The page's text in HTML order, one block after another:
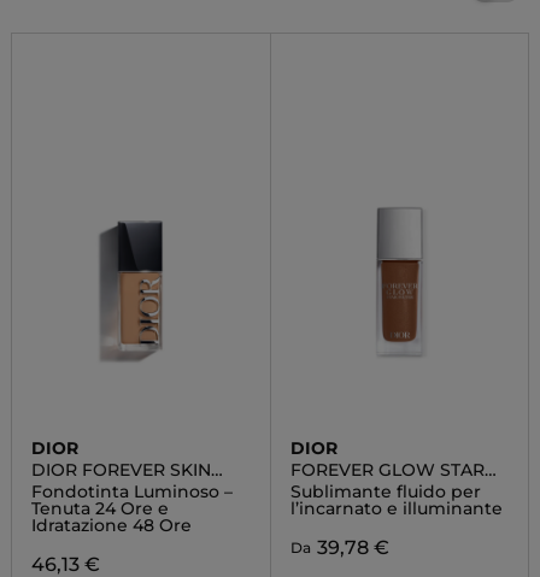
DIOR
DIOR FOREVER SKIN
GLOW
Fondotinta Luminoso –
Tenuta 24 Ore e
Idratazione 48 Ore
46,13 €
DIOR
FOREVER GLOW STAR
FILTER
Sublimante fluido per
l’incarnato e illuminante
Da 39,78 €